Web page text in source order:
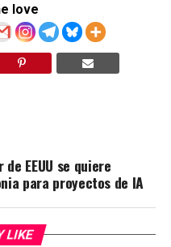
love
EEUU se quiere
para proyectos de IA
LIKE